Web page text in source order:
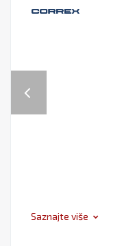
Saznajte više